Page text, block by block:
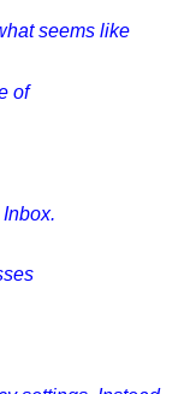
seems like
of